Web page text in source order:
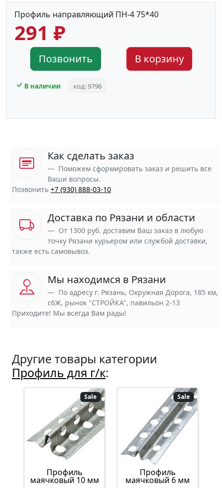
Профиль направляющий ПН-4 75*40
291 ₽
Позвонить В корзину
В наличии код: 9796
Как сделать заказ
Поможем сформировать заказ и решить все
Ваши вопросы.
Позвонить +7 (930) 888-03-10
Доставка по Рязани и области
От 1300 руб. доставим Ваш заказ в любую
точку Рязани курьером или службой доставки,
также есть самовывоз.
Мы находимся в Рязани
По адресу г. Рязань, Окружная Дорога, 185 км,
с6Ж, рынок "СТРОЙКА", павильон 2-13
Приходите! Мы всегда Вам рады!
Другие товары категории
Профиль для г/к:
Sale
Профиль
маячковый 10 мм
Sale
Профиль
маячковый 6 мм